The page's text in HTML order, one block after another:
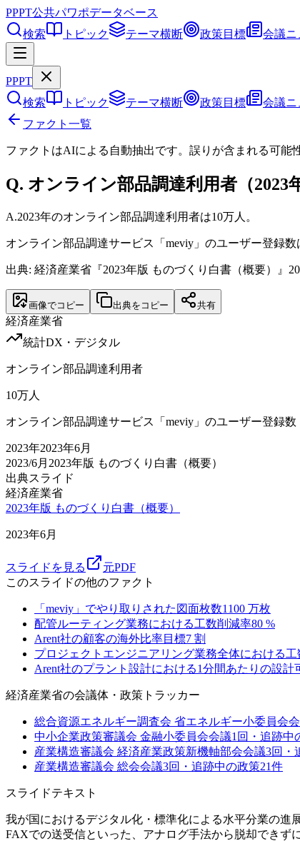
PPPT公共パワポデータベース
検索
トピック テーマ横断 政策目標 会議ニ
PPPT
検索
トピック テーマ横断 政策目標 会議ニ
ファクト一覧
ファクトはAIによる自動抽出です。誤りが含まれる可能
Q. オンライン部品調達利用者（2023
A.2023年のオンライン部品調達利用者は10万人。
オンライン部品調達サービス「meviy」のユーザー登録
出典: 経済産業省『2023年版 ものづくり白書（概要）』
画像でコピー 出典をコピー 共有
経済産業省
統計DX・デジタル
オンライン部品調達利用者
10万人
オンライン部品調達サービス「meviy」のユーザー登録数
2023年2023年6月
2023/6月 2023年版 ものづくり白書（概要）
出典スライド
経済産業省
2023年版 ものづくり白書（概要）
2023年6月
スライドを見る
元PDF
このスライドの他のファクト
「meviy」でやり取りされた図面枚数1100 万枚
配管ルーティング業務における工数削減率80 %
Arent社の顧客の海外比率目標7 割
プロジェクトエンジニアリング業務全体における
Arent社のプラント設計における1分間あたりの設計
経済産業省の会議体・政策トラッカー
総合資源エネルギー調査会 省エネルギー小委員会
中小企業政策審議会 金融小委員会会議1 回・追跡中
産業構造審議会 経済産業政策新機軸部会会議3回・
産業構造審議会 総会会議3回・追跡中の政策21件
スライドテキスト
我が国におけるデジタル化・標準化による水平分業の進
FAXでの送受信といった、アナログ手法から脱却でき